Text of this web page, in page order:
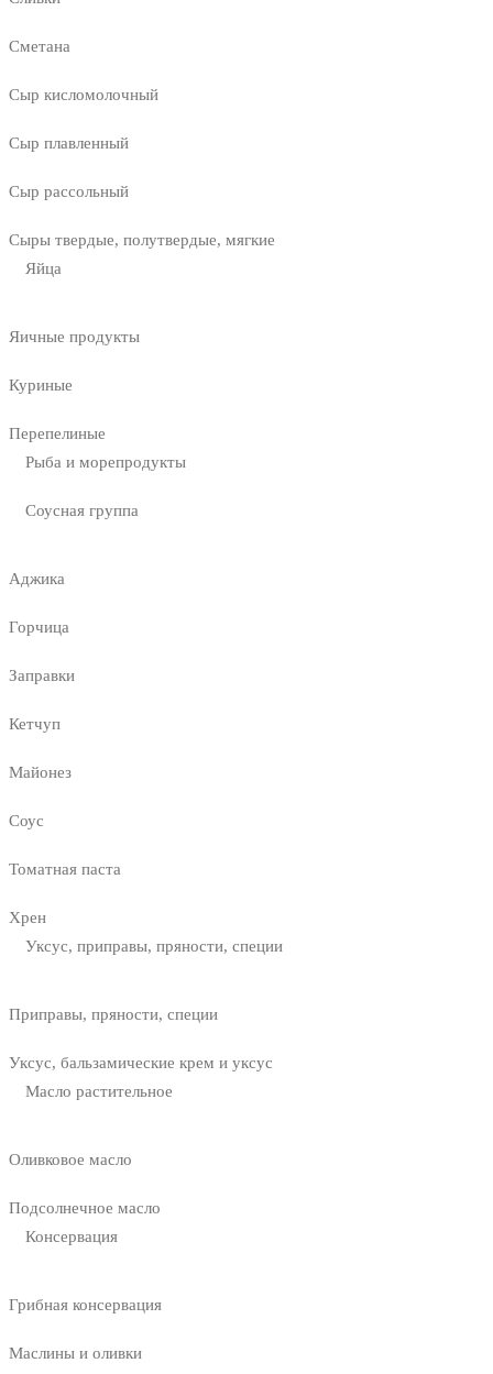
Сметана
Сыр кисломолочный
Сыр плавленный
Сыр рассольный
Сыры твердые, полутвердые, мягкие
Яйца
Яичные продукты
Куриные
Перепелиные
Рыба и морепродукты
Соусная группа
Аджика
Горчица
Заправки
Кетчуп
Майонез
Соус
Томатная паста
Хрен
Уксус, приправы, пряности, специи
Приправы, пряности, специи
Уксус, бальзамические крем и уксус
Масло растительное
Оливковое масло
Подсолнечное масло
Консервация
Грибная консервация
Маслины и оливки